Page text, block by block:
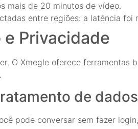
mais de 20 minutos de vídeo.
entre regiões: a latência
Privacidade
O Xmegle oferece ferramentas
de dados
pode conversar sem fazer